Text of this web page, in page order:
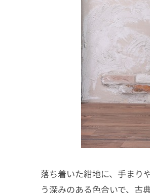
落ち着いた紺地に、手まり
う深みのある色合いで、古